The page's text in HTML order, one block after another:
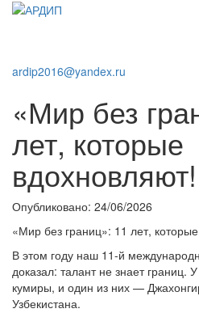
ardip2016@yandex.ru
«Мир без
лет, которые
вдохновляют!
Опубликовано: 24/06/2026
«Мир без границ»: 11 лет,
В этом году наш 11-й
доказал: талант не знает границ.
кумиры, и один из них —
Узбекистана.